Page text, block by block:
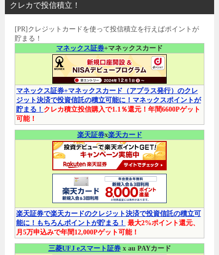
クレカで投信積立！
[PR]クレジットカードを使って投信積立を行えばポイントが
貯まる！
マネックス証券+マネックスカード
マネックス証券+マネックスカード（アプラス発行）のクレ
ジット決済で投資信託の積立可能に！マネックスポイントが
貯まる！ クレカ積立投信購入で1.1％還元！年間6600Pゲット
可能！
楽天証券x楽天カード
楽天証券で楽天カードのクレジット決済で投資信託の積立可
能に！もちろんポイントが貯まる！ 最大2%ポイント還元、
月5万申込みで年間12,000Pゲット可能！
三菱UFJ eスマート証券x au PAYカード